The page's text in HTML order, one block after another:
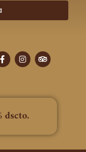
F
a
c
o
-
I
n
s
g
m
T
r
i
d
r
dscto.